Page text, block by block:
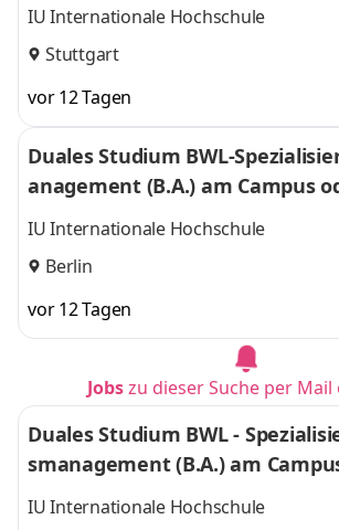
IU Internationale Hochschule
Stuttgart
vor 12 Tagen
Duales Studium BWL-
anagement (B.A.) am Campus
IU Internationale Hochschule
Berlin
vor 12 Tagen
Jobszu dieser Suche per
Duales Studium BWL -
smanagement (B.A.) am
l
IU Internationale Hochschule